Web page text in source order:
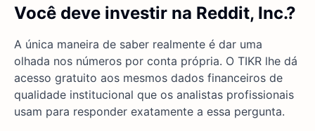
Você deve investir na Reddit, Inc.?
A única maneira de saber realmente é dar uma
olhada nos números por conta própria. O TIKR lhe dá
acesso gratuito aos mesmos dados financeiros de
qualidade institucional que os analistas profissionais
usam para responder exatamente a essa pergunta.